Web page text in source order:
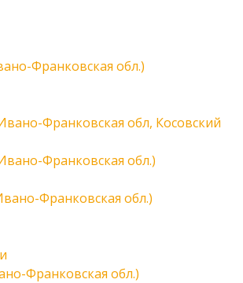
Франковская обл.)
Франковская обл, Косовский
Франковская обл.)
Франковская обл.)
Франковская обл.)